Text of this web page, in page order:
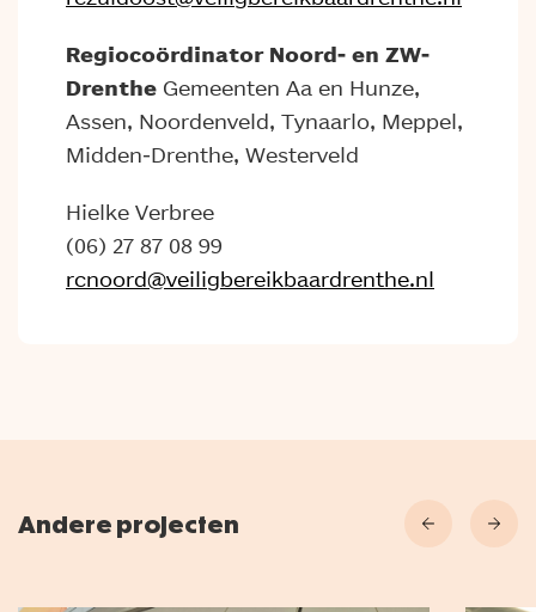
Regiocoördinator Noord- en ZW-
Drenthe Gemeenten Aa en Hunze,
Assen, Noordenveld, Tynaarlo, Meppel,
Midden-Drenthe, Westerveld
Hielke Verbree
(06) 27 87 08 99
rcnoord@veiligbereikbaardrenthe.nl
Andere projecten